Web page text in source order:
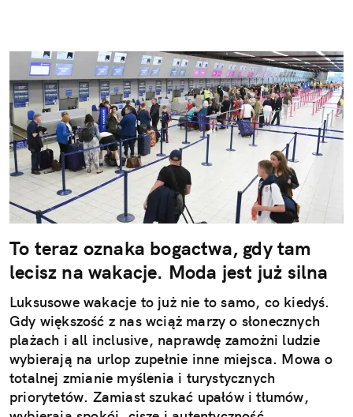
To teraz oznaka bogactwa, gdy tam
lecisz na wakacje. Moda jest już silna
Luksusowe wakacje to już nie to samo, co kiedyś.
Gdy większość z nas wciąż marzy o słonecznych
plażach i all inclusive, naprawdę zamożni ludzie
wybierają na urlop zupełnie inne miejsca. Mowa o
totalnej zmianie myślenia i turystycznych
priorytetów. Zamiast szukać upałów i tłumów,